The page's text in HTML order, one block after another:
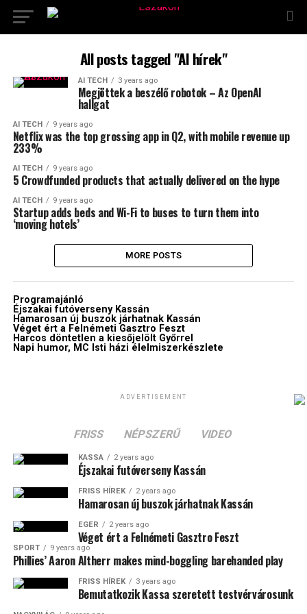
All posts tagged "AI hírek"
AI TECH 3 years ago
Megjöttek a beszélő robotok – Az OpenAI
hallgat
AI TECH 9 years ago
Netflix was the top grossing app in Q2, with mobile revenue up
233%
AI TECH 9 years ago
5 Crowdfunded products that actually delivered on the hype
AI TECH 9 years ago
Startup adds beds and Wi-Fi to buses to turn them into
‘moving hotels’
MORE POSTS
Programajánló
Éjszakai futóverseny Kassán
Hamarosan új buszok járhatnak Kassán
Véget ért a Felnémeti Gasztro Feszt
Harcos döntetlen a kiesőjelölt Győrrel
Napi humor, MC Isti házi élelmiszerkészlete
ADVERTISEMENT
FRISS NÉPSZERŰ VIDEO
KASSA 2 years ago
Éjszakai futóverseny Kassán
FRISS HÍREK 2 years ago
Hamarosan új buszok járhatnak Kassán
EGER 2 years ago
Véget ért a Felnémeti Gasztro Feszt
SPORT 9 years ago
Phillies’ Aaron Altherr makes mind-boggling barehanded play
FRISS HÍREK 3 years ago
Bemutatkozik Kassa szeretett testvérvárosunk